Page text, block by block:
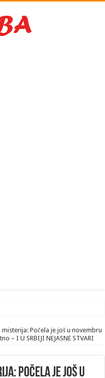
misterija: Počela je još u novembru
– I U SRBIJI NEJASNE STVARI
Počela je još u